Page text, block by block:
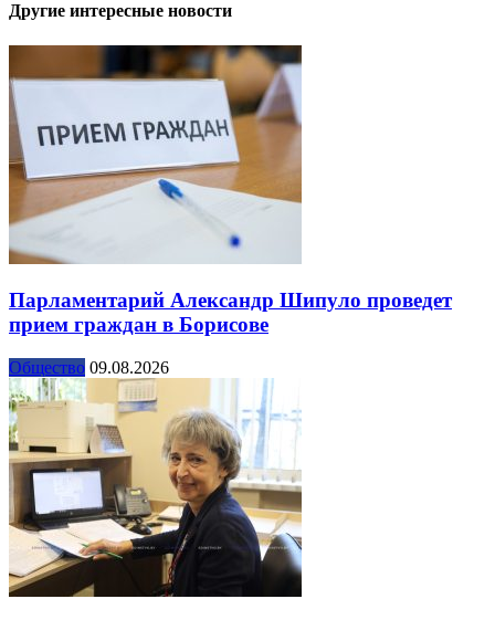
Другие интересные новости
Парламентарий Александр Шипуло проведет
прием граждан в Борисове
Общество 09.08.2026